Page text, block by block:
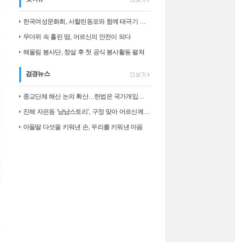
한국여성문화회, 사할린동포와 함께 태극기 그리며 ‘나라 사랑’ 되새겨
무더위 속 흘린 땀, 어르신의 안전이 되다
해울림 봉사단, 창설 후 첫 공식 봉사활동 펼쳐
검경뉴스
종교단체 해산 논의 확산…헌법은 국가개입의 한계를 어떻게 보나
진해 자은동 ‘냠냠스토리’, 구정 맞아 어르신께 ‘따뜻한 한 끼, 떡국’…
아들딸 다섯을 키워낸 손, 우리를 키워낸 마음